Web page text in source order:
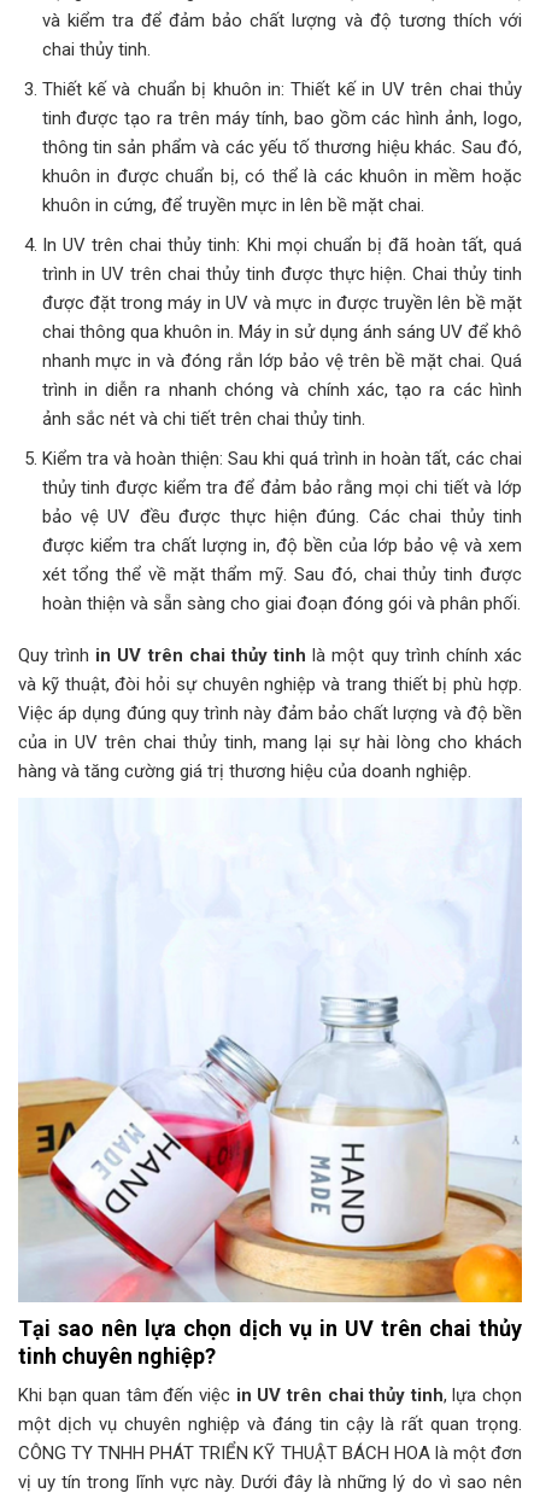
và kiểm tra để đảm bảo chất lượng và độ tương thích với
chai thủy tinh.
Thiết kế và chuẩn bị khuôn in: Thiết kế in UV trên chai thủy
tinh được tạo ra trên máy tính, bao gồm các hình ảnh, logo,
thông tin sản phẩm và các yếu tố thương hiệu khác. Sau đó,
khuôn in được chuẩn bị, có thể là các khuôn in mềm hoặc
khuôn in cứng, để truyền mực in lên bề mặt chai.
In UV trên chai thủy tinh: Khi mọi chuẩn bị đã hoàn tất, quá
trình in UV trên chai thủy tinh được thực hiện. Chai thủy tinh
được đặt trong máy in UV và mực in được truyền lên bề mặt
chai thông qua khuôn in. Máy in sử dụng ánh sáng UV để khô
nhanh mực in và đóng rắn lớp bảo vệ trên bề mặt chai. Quá
trình in diễn ra nhanh chóng và chính xác, tạo ra các hình
ảnh sắc nét và chi tiết trên chai thủy tinh.
Kiểm tra và hoàn thiện: Sau khi quá trình in hoàn tất, các chai
thủy tinh được kiểm tra để đảm bảo rằng mọi chi tiết và lớp
bảo vệ UV đều được thực hiện đúng. Các chai thủy tinh
được kiểm tra chất lượng in, độ bền của lớp bảo vệ và xem
xét tổng thể về mặt thẩm mỹ. Sau đó, chai thủy tinh được
hoàn thiện và sẵn sàng cho giai đoạn đóng gói và phân phối.
Quy trình in UV trên chai thủy tinhlà một quy trình chính xác
và kỹ thuật, đòi hỏi sự chuyên nghiệp và trang thiết bị phù hợp.
Việc áp dụng đúng quy trình này đảm bảo chất lượng và độ bền
của in UV trên chai thủy tinh, mang lại sự hài lòng cho khách
hàng và tăng cường giá trị thương hiệu của doanh nghiệp.
Tại sao nên lựa chọn dịch vụ in UV trên chai thủy
tinh chuyên nghiệp?
Khi bạn quan tâm đến việc in UV trên chai thủy tinh, lựa chọn
một dịch vụ chuyên nghiệp và đáng tin cậy là rất quan trọng.
CÔNG TY TNHH PHÁT TRIỂN KỸ THUẬT BÁCH HOA là một đơn
vị uy tín trong lĩnh vực này. Dưới đây là những lý do vì sao nên